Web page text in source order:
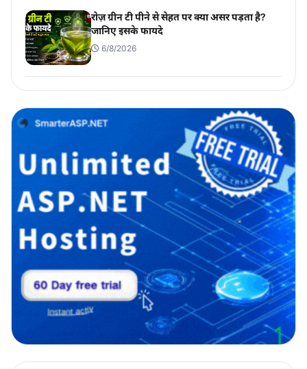
रोज़ ग्रीन टी पीने से सेहत पर क्या असर पड़ता है?
जानिए इसके फायदे
6/8/2026